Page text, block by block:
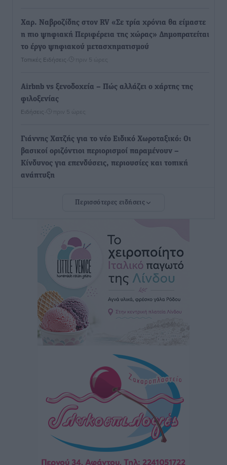
Χαρ. Ναβροζίδης στον RV «Σε τρία χρόνια θα είμαστε
η πιο ψηφιακή Περιφέρεια της χώρας» Δημοπρατείται
το έργο ψηφιακού μετασχηματισμού
Τοπικές Ειδήσεις πριν 5 ώρες
Airbnb vs ξενοδοχεία – Πώς αλλάζει ο χάρτης της
φιλοξενίας
Ειδήσεις πριν 5 ώρες
Γιάννης Χατζής για το νέο Ειδικό Χωροταξικό: Οι
βασικοί οριζόντιοι περιορισμοί παραμένουν –
Κίνδυνος για επενδύσεις, περιουσίες και τοπική
ανάπτυξη
δεν υπάρχουν περιθώρια εφησυχασμού
πριν 6 ώρες
Στον Άγιο Νικόλαο Χάλκης ανοίγει ξανά το
ανανεωμένο εκκλησιαστικό μουσείο από τη Λέσχη
Lions Χάλκης
Τοπικές Ειδήσεις• πριν 6 ώρες
Ρόδος: «Βουλιάζει» από τουρίστες – Πάνω από 1 εκατ.
επιβάτες και 55 κρουαζιερόπλοια
Γ’ Εθνική Κατηγορία: Οι ημερομηνίες των
αγωνιστικών της κανονικής περιόδου
πριν 11 ώρες
Συνελήφθησαν δύο άτομα στην Κάρπαθο για άγρα
Τοπικές Ειδήσεις• πριν 12 ώρες
Περισσότερες ειδήσεις